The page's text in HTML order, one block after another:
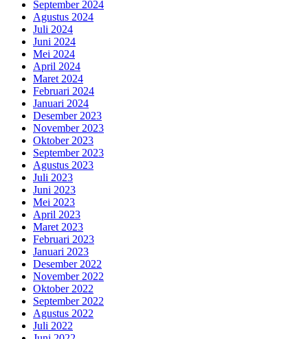
September 2024
Agustus 2024
Juli 2024
Juni 2024
Mei 2024
April 2024
Maret 2024
Februari 2024
Januari 2024
Desember 2023
November 2023
Oktober 2023
September 2023
Agustus 2023
Juli 2023
Juni 2023
Mei 2023
April 2023
Maret 2023
Februari 2023
Januari 2023
Desember 2022
November 2022
Oktober 2022
September 2022
Agustus 2022
Juli 2022